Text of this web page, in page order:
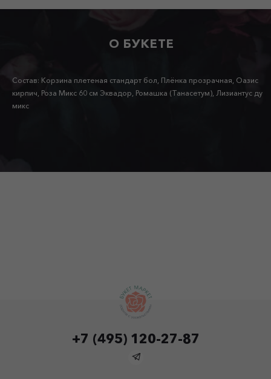
О БУКЕТЕ
Состав: Корзина плетеная стандарт бол, Плёнка прозрачная, Оазис
кирпич, Роза Микс 60 см Эквадор, Ромашка (Танасетум), Лизиантус ду
микс
+7 (495) 120-27-87